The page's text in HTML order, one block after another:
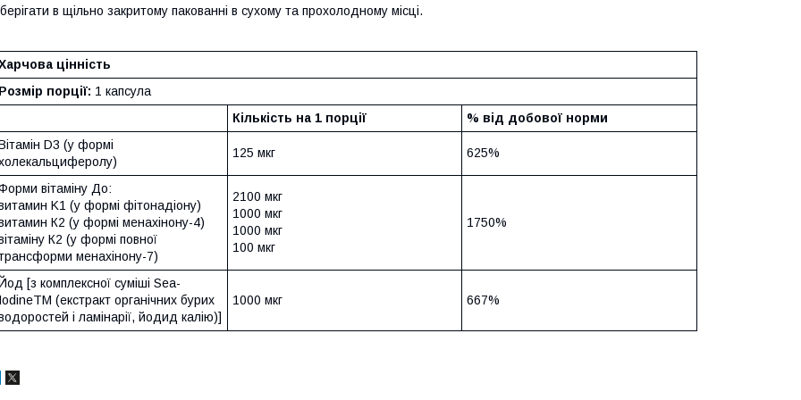
в щільно закритому пакованні в сухому та прохолодному місці.
цінність
порції: 1 капсула
Кількість на 1 порції
% від добової норми
D3 (у формі
125 мкг 625%
вітаміну До:
K1 (у формі фітонадіону)
К2 (у формі менахінону-4)
К2 (у формі повної
менахінону-7)
2100 мкг
1000 мкг
1000 мкг
100 мкг
1750%
[з комплексної суміші Sea-
(екстракт органічних бурих
і ламінарії, йодид калію)]
1000 мкг 667%